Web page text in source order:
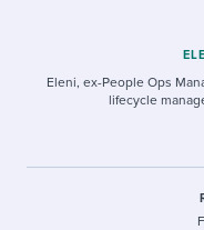
Eleni, ex-People Ops
lifecycle